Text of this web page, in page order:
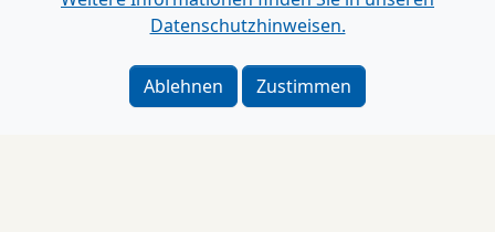
Datenschutzhinweisen.
Ablehnen Zustimmen